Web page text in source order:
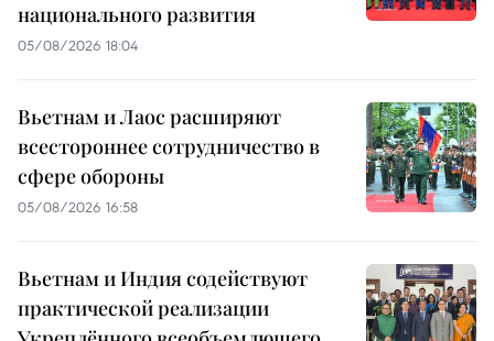
национального развития
05/08/2026 18:04
Вьетнам и Лаос расширяют
всестороннее сотрудничество в
сфере обороны
05/08/2026 16:58
Вьетнам и Индия содействуют
практической реализации